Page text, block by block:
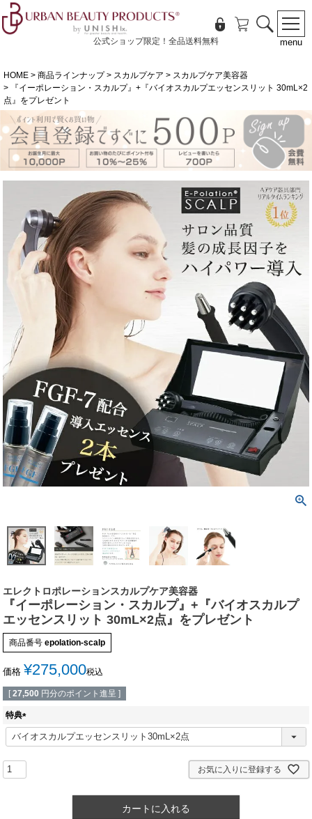
menu
公式ショップ限定！全品送料無料
HOME 商品ラインナップ スカルプケア
スカルプケア美容器
『イーポレーション・スカルプ』+『バイオスカルプエッセンスリット 30mL×2
点』をプレゼント
エレクトロポレーションスカルプケア美容器
『イーポレーション・スカルプ』+『バイオスカルプ
エッセンスリット 30mL×2点』をプレゼント
商品番号 epolation-scalp
価格 ¥275,000税込
[ 27,500 円分のポイント進呈 ]
特典
(
必
お気に入りに登録する
カートに入れる